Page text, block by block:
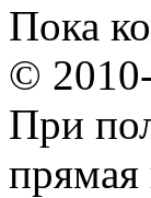
Пока
©
При
прямая